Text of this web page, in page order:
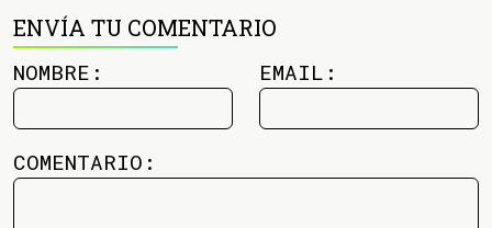
ENVÍA TU COMENTARIO
NOMBRE: EMAIL:
COMENTARIO: